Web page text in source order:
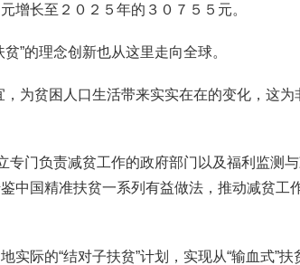
增长至２０２５年的３０７５５元。
的理念创新也从这里走向全球。
贫困人口生活带来实实在在的变化，这为
门负责减贫工作的政府部门以及福利监测
国精准扶贫一系列有益做法，推动减贫工
的“结对子扶贫”计划，实现从“输血式”扶